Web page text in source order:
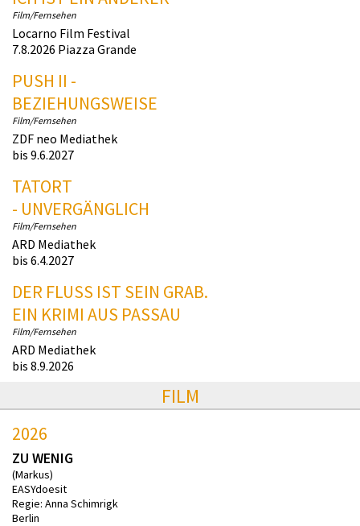
Film/Fernsehen
Locarno Film Festival
7.8.2026 Piazza Grande
PUSH II -
BEZIEHUNGSWEISE
Film/Fernsehen
ZDF neo Mediathek
bis 9.6.2027
TATORT
- UNVERGÄNGLICH
Film/Fernsehen
ARD Mediathek
bis 6.4.2027
DER FLUSS IST SEIN GRAB.
EIN KRIMI AUS PASSAU
Film/Fernsehen
ARD Mediathek
bis 8.9.2026
FILM
2026
ZU WENIG
(Markus)
EASYdoesit
Regie: Anna Schimrigk
Berlin